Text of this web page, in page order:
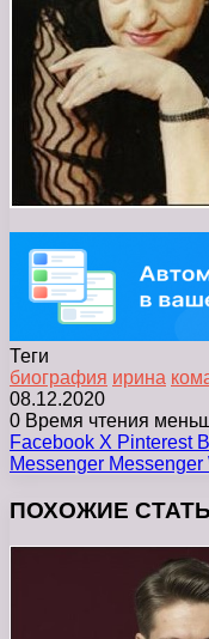
Теги
биография ирина
08.12.2020
0 Время чтения
Facebook X Pinterest
Messenger Messenger
ПОХОЖИЕ